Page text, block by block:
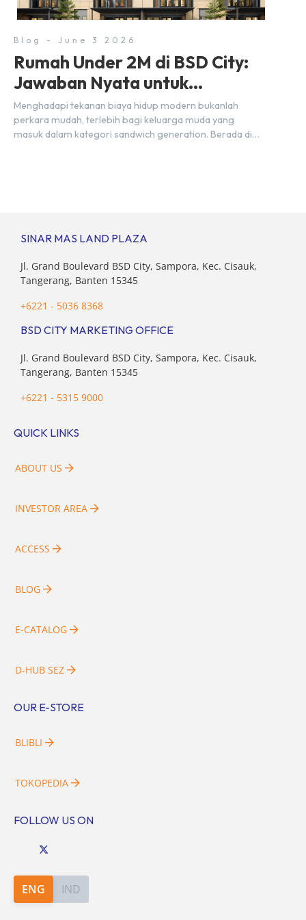
Blog - June 3 2026
Rumah Under 2M di BSD City:
Jawaban Nyata untuk
Kebutuhan Generasi Sandwich
Menghadapi tekanan biaya hidup modern bukanlah
perkara mudah, terlebih bagi keluarga muda yang
masuk dalam kategori sandwich generation. Berada di
SINAR MAS LAND PLAZA
Jl. Grand Boulevard BSD City, Sampora, Kec. Cisauk,
Tangerang, Banten 15345
+6221 - 5036 8368
BSD CITY MARKETING OFFICE
Jl. Grand Boulevard BSD City, Sampora, Kec. Cisauk,
Tangerang, Banten 15345
+6221 - 5315 9000
QUICK LINKS
ABOUT US
INVESTOR AREA
ACCESS
BLOG
E-CATALOG
D-HUB SEZ
OUR E-STORE
BLIBLI
TOKOPEDIA
FOLLOW US ON
ENG IND